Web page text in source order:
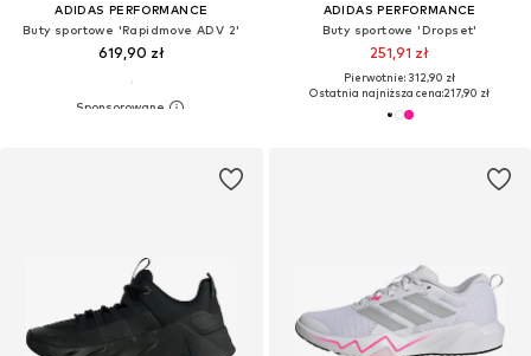
ADIDAS PERFORMANCE
Buty sportowe 'Rapidmove ADV 2'
619,90 zł
ADIDAS PERFORMANCE
Buty sportowe 'Dropset'
251,91 zł
Pierwotnie: 312,90 zł
Ostatnia najniższa cena:217,90 zł